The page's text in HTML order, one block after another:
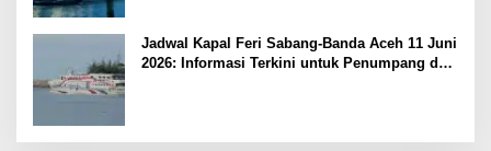
Jadwal Kapal Feri Sabang-Banda Aceh 11 Juni
2026: Informasi Terkini untuk Penumpang dan